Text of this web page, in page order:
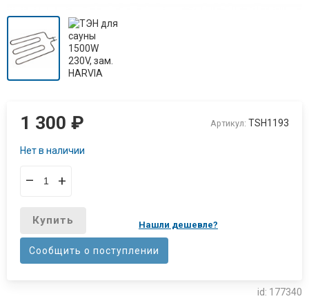
1 300₽ Артикул: TSH1193
Нет в наличии
– +
Купить Нашли дешевле?
Сообщить о поступлении
id: 177340